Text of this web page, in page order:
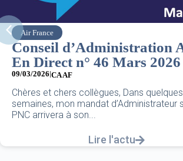
Air France
Conseil d’Administration
En Direct n° 46 Mars 2026
09/03/2026|CA AF
Chères et chers collègues, Dans quelques
semaines, mon mandat d’Administrateur
PNC arrivera à son...
Lire l'actu